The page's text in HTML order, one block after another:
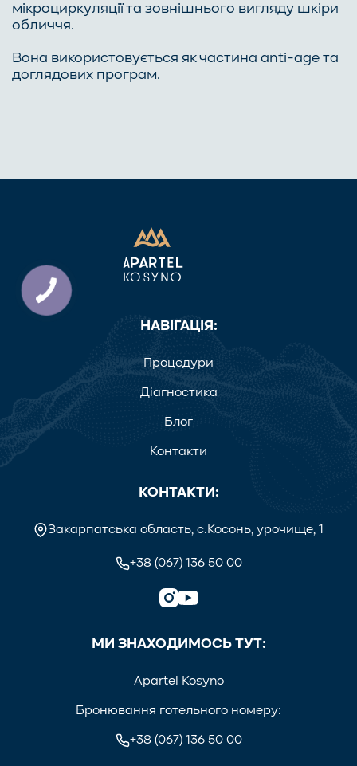
мікроциркуляції та зовнішнього вигляду шкіри
обличчя.
Вона використовується як частина anti-age та
доглядових програм.
НАВІГАЦІЯ:
Процедури
Діагностика
Блог
Контакти
КОНТАКТИ:
Закарпатська область, с.Косонь, урочище, 1
+38 (067) 136 50 00
МИ ЗНАХОДИМОСЬ ТУТ:
Apartel Kosyno
Бронювання готельного номеру:
+38 (067) 136 50 00